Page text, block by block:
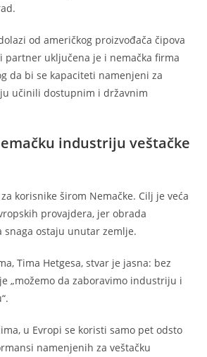
od američkog proizvođača čipova
partner uključena je i nemačka firma
da bi se kapaciteti namenjeni za
učinili dostupnim i državnim
industriju veštačke
korisnike širom Nemačke. Cilj je veća
provajdera, jer obrada
snaga ostaju unutar zemlje.
Tima Hetgesa, stvar je jasna: bez
„možemo da zaboravimo industriju i
u Evropi se koristi samo pet odsto
namenjenih za veštačku